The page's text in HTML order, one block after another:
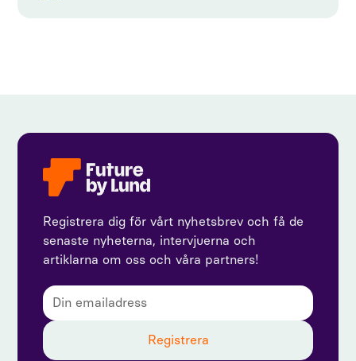
Registrera dig för vårt nyhetsbrev och få de
senaste nyheterna, intervjuerna och
artiklarna om oss och våra partners!